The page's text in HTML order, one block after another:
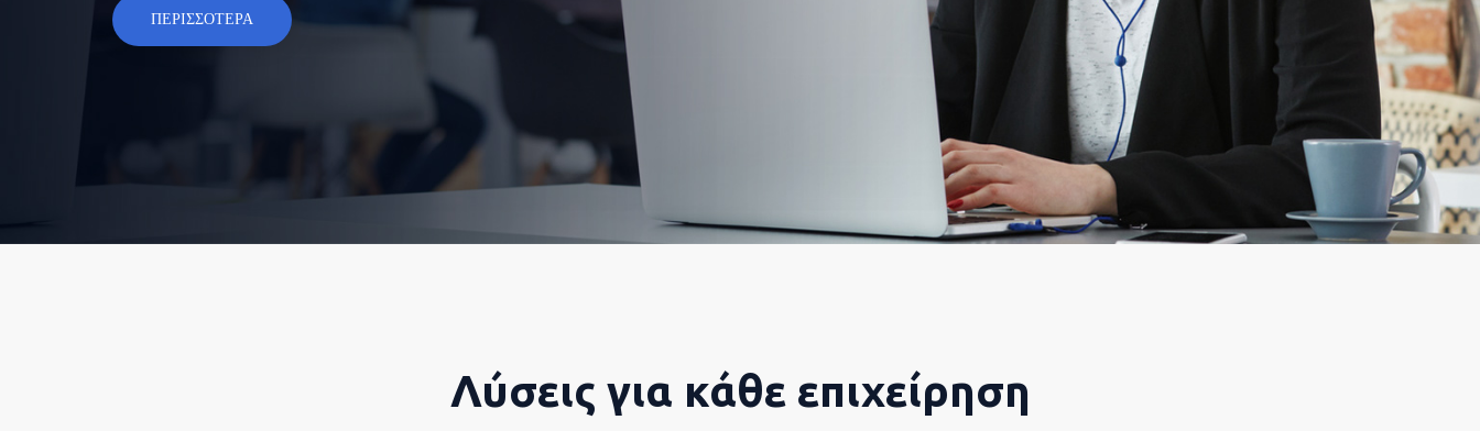
ΠΕΡΙΣΣΟΤΕΡΑ
Λύσεις για κάθε επιχείρηση